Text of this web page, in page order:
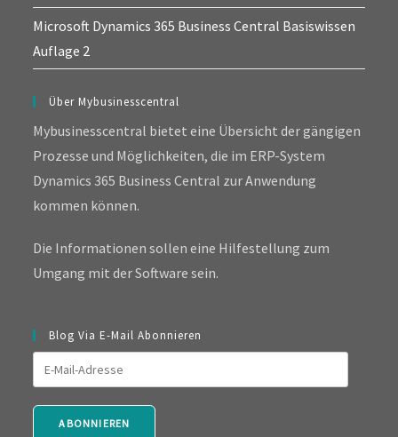
Microsoft Dynamics 365 Business Central Basiswissen
Auflage 2
Über Mybusinesscentral
Mybusinesscentral bietet eine Übersicht der gängigen
Prozesse und Möglichkeiten, die im ERP-System
Dynamics 365 Business Central zur Anwendung
kommen können.
Die Informationen sollen eine Hilfestellung zum
Umgang mit der Software sein.
Blog Via E-Mail Abonnieren
Mail-
Adresse
ABONNIEREN